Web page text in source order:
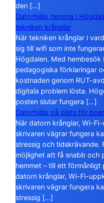
den […]
Datorhjälp hemma i
tekniken krånglar
När tekniken krånglar i
sig till wifi som inte
Högdalen. Med
pedagogiska förklaringar
kostnaden genom RUT-
digitala problem lösta.
posten slutar fungera […]
Datorhjälp på plats för
När datorn krånglar, Wi-
skrivaren vägrar fungera
stressig och tidskrävande.
möjlighet att få snabb och
hemmet – till ett
datorn krånglar, Wi-Fi-
skrivaren vägrar fungera
stressig […]